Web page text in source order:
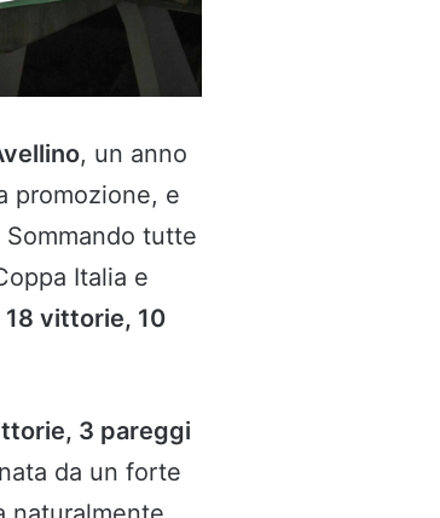
, un anno
promozione, e
Sommando tutte
Italia e
18 vittorie, 10
3 pareggi
da un forte